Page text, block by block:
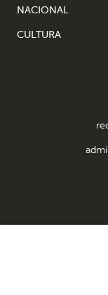
NACIONAL
CULTURA